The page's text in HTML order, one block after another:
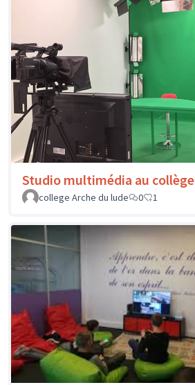
Studio multimédia au collège
college Arche du lude
0 1